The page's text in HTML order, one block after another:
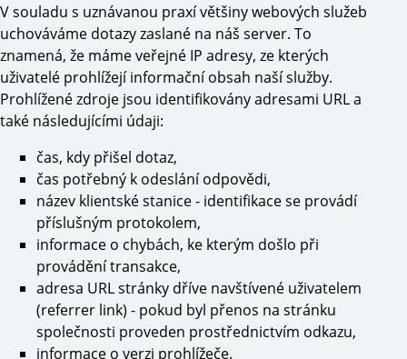
V souladu s uznávanou praxí většiny webových služeb
uchováváme dotazy zaslané na náš server. To
znamená, že máme veřejné IP adresy, ze kterých
uživatelé prohlížejí informační obsah naší služby.
Prohlížené zdroje jsou identifikovány adresami URL a
také následujícími údaji:
čas, kdy přišel dotaz,
čas potřebný k odeslání odpovědi,
název klientské stanice - identifikace se provádí
příslušným protokolem,
informace o chybách, ke kterým došlo při
provádění transakce,
adresa URL stránky dříve navštívené uživatelem
(referrer link) - pokud byl přenos na stránku
společnosti proveden prostřednictvím odkazu,
informace o verzi prohlížeče.